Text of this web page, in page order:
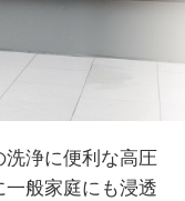
浄に便利な高圧
般家庭にも浸透